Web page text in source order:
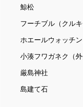
鯨松
フーチブル（クル
ホエールウォッチ
小湊フワガネク（
厳島神社
島建て石